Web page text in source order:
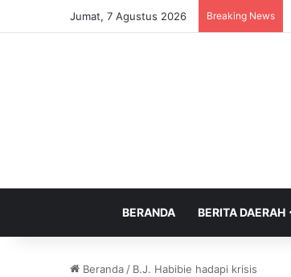
Jumat, 7 Agustus 2026 Breaking News
BERANDA BERITA DAERAH
Beranda / B.J. Habibie hadapi krisis